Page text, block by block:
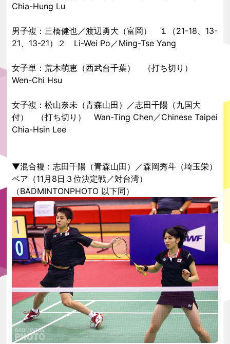
Chia-Hung Lu
男子複：三橋健也／渡辺勇大（富岡） １（21-18、13-
21、13-21）２ Li-Wei Po／Ming-Tse Yang
女子単：荒木萌恵（西武台千葉） （打ち切り）
Wen-Chi Hsu
女子複：松山奈未（青森山田）／志田千陽（九国大
付） （打ち切り） Wan-Ting Chen／Chinese Taipei
Chia-Hsin Lee
▼混合複：志田千陽（青森山田）／森岡秀斗（埼玉栄）
ペア（11月8日３位決定戦／対台湾）
（BADMINTONPHOTO 以下同）